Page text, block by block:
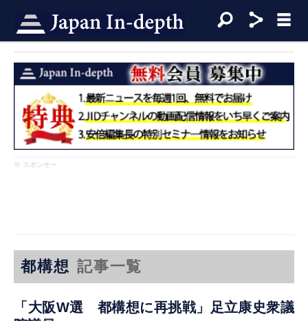
※ スポンサー
都構想 記事一覧
「大阪W選 都構想に再挑戦」足立康史衆議